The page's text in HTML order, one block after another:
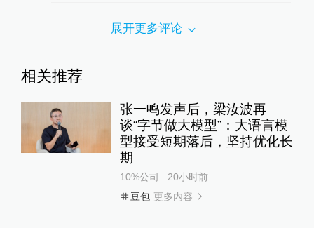
展开更多评论
相关推荐
张一鸣发声后，梁汝波再
谈“字节做大模型”：大语言模
型接受短期落后，坚持优化长
期
10%公司
20小时前
豆包 更多内容